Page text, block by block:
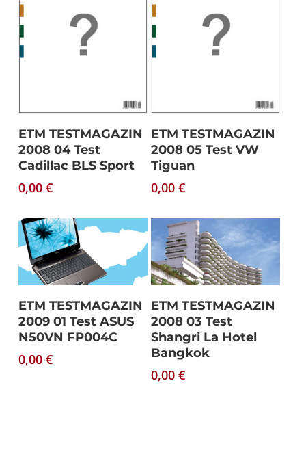
Download
ETM TESTMAGAZIN
2008 04 Test
Cadillac BLS Sport
0,00 €
Download
ETM TESTMAGAZIN
2008 05 Test VW
Tiguan
0,00€
Download
ETM TESTMAGAZIN
2009 01 Test ASUS
N50VN FP004C
0,00 €
Download
ETM TESTMAGAZIN
2008 03 Test
Shangri La Hotel
Bangkok
0,00€